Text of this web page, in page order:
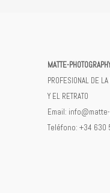
MATTE-
PROFESIONAL DE
Y EL RETRATO
Email:
Teléfono: +34 630